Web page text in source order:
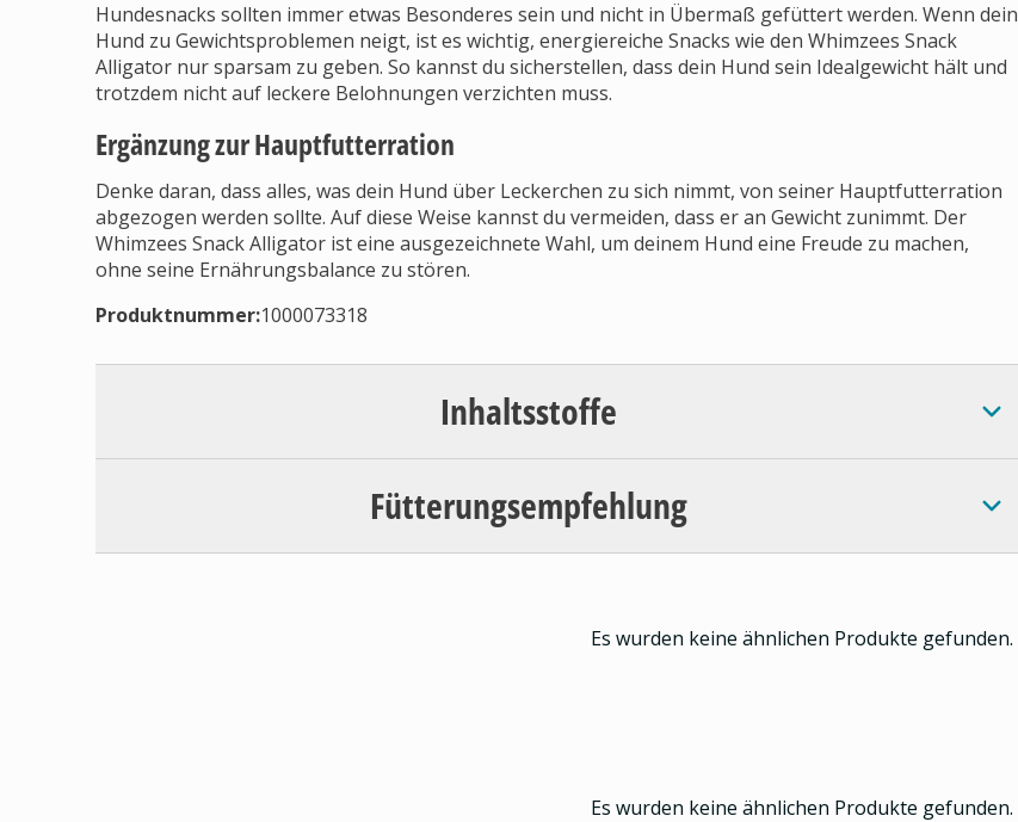
Hundesnacks sollten immer etwas Besonderes sein und nicht in Übermaß gefüttert werden. Wenn dein
Hund zu Gewichtsproblemen neigt, ist es wichtig, energiereiche Snacks wie den Whimzees Snack
Alligator nur sparsam zu geben. So kannst du sicherstellen, dass dein Hund sein Idealgewicht hält und
trotzdem nicht auf leckere Belohnungen verzichten muss.
Ergänzung zur Hauptfutterration
Denke daran, dass alles, was dein Hund über Leckerchen zu sich nimmt, von seiner Hauptfutterration
abgezogen werden sollte. Auf diese Weise kannst du vermeiden, dass er an Gewicht zunimmt. Der
Whimzees Snack Alligator ist eine ausgezeichnete Wahl, um deinem Hund eine Freude zu machen,
ohne seine Ernährungsbalance zu stören.
Produktnummer:1000073318
Inhaltsstoffe
Fütterungsempfehlung
Es wurden keine ähnlichen Produkte gefunden.
Es wurden keine ähnlichen Produkte gefunden.